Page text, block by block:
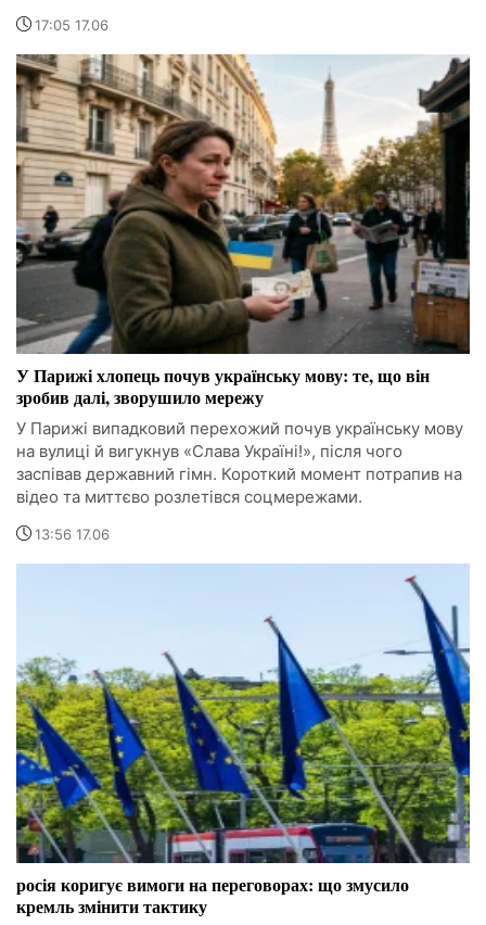
17:05 17.06
У Парижі хлопець почув українську мову: те, що він
зробив далі, зворушило мережу
У Парижі випадковий перехожий почув українську мову
на вулиці й вигукнув «Слава Україні!», після чого
заспівав державний гімн. Короткий момент потрапив на
відео та миттєво розлетівся соцмережами.
13:56 17.06
росія коригує вимоги на переговорах: що змусило
кремль змінити тактику